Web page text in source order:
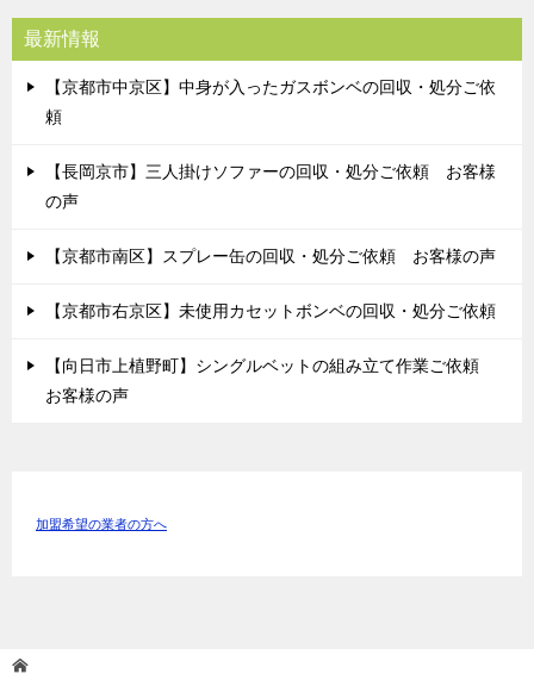
最新情報
【京都市中京区】中身が入ったガスボンベの回収・処分ご依
頼
【長岡京市】三人掛けソファーの回収・処分ご依頼 お客様
の声
【京都市南区】スプレー缶の回収・処分ご依頼 お客様の声
【京都市右京区】未使用カセットボンベの回収・処分ご依頼
【向日市上植野町】シングルベットの組み立て作業ご依頼
お客様の声
加盟希望の業者の方へ